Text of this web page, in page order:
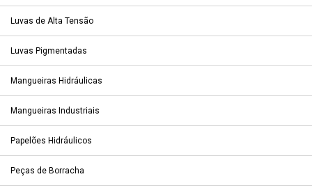
Luvas de Alta Tensão
Luvas Pigmentadas
Mangueiras Hidráulicas
Mangueiras Industriais
Papelões Hidráulicos
Peças de Borracha